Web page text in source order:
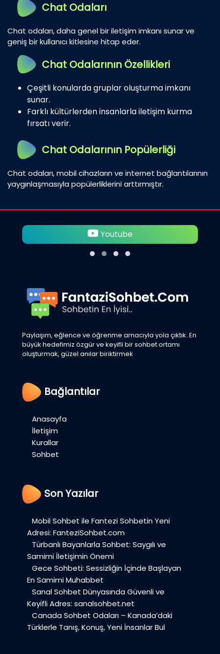
Chat Odaları
Chat odaları, daha genel bir iletişim imkanı sunar ve
geniş bir kullanıcı kitlesine hitap eder.
Chat Odalarının Özellikleri
Çeşitli konularda gruplar oluşturma imkanı
sunar.
Farklı kültürlerden insanlarla iletişim kurma
fırsatı verir.
Chat Odalarının Popülerliği
Chat odaları, mobil cihazların ve internet bağlantılarının
yaygınlaşmasıyla popülerliklerini arttırmıştır.
Twitter
Paylaşım, eğlence ve öğrenme amacıyla yola çıktık. En
büyük hedefimiz özgür ve keyifli bir sohbet ortamı
oluşturmak, güzel anılar biriktirmek
Bağlantılar
Anasayfa
İletişim
Kurallar
Sohbet
Son Yazılar
Mobil Sohbet ile Fantezi Sohbetin Yeni
Adresi: FanteziSohbet.com
Türbanlı Bayanlarla Sohbet: Saygılı ve
Samimi İletişimin Önemi
Gece Sohbeti: Sessizliğin İçinde Başlayan
En Samimi Muhabbet
Sanal Sohbet Dünyasında Güvenli ve
Keyifli Adres: sanalsohbet.net
Canada Sohbet Odaları – Kanada’daki
Türklerle Tanış, Konuş, Yeni İnsanlar Bul